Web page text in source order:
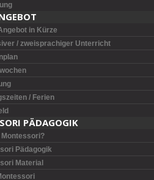
in Kürze
/ zweisprachiger Unterricht
/ Ferien
PÄDAGOGIK
Montessori?
Pädagogik
Material